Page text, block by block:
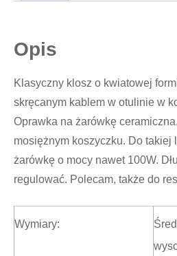
Opis
Klasyczny klosz o kwiatowej
skręcanym kablem w otulinie w
Oprawka na żarówkę
mosiężnym koszyczku. Do takiej
żarówkę o mocy nawet 100W.
regulować. Polecam, także do
Wymiary: